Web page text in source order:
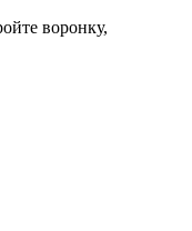
воронку,